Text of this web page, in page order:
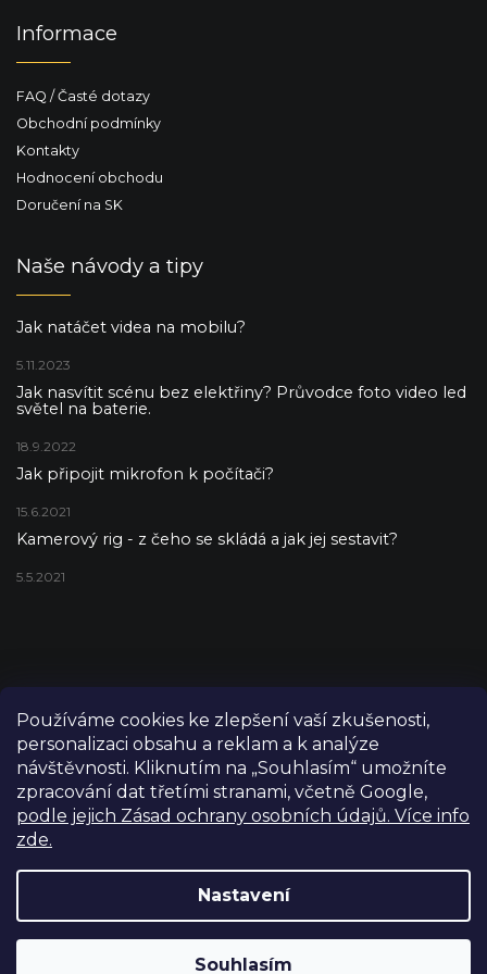
Používáme cookies ke zlepšení vaší zkušenosti,
personalizaci obsahu a reklam a k analýze
návštěvnosti. Kliknutím na „Souhlasím“ umožníte
zpracování dat třetími stranami, včetně Google,
podle jejich Zásad ochrany osobních údajů. Více info
zde.
Nastavení
Souhlasím
Výdejní sklad Praha: PO–PÁ 8:00–16:00. Při objednání a
Informace
FAQ / Časté dotazy
Obchodní podmínky
Kontakty
Hodnocení obchodu
Doručení na SK
Naše návody a tipy
Jak natáčet videa na mobilu?
5.11.2023
Jak nasvítit scénu bez elektřiny? Průvodce foto video led
světel na baterie.
18.9.2022
Jak připojit mikrofon k počítači?
15.6.2021
Kamerový rig - z čeho se skládá a jak jej sestavit?
5.5.2021
Vytvořil Shoptet
Copyright 2026FILM-TECHNIKA. Všechna práva vyhrazena.